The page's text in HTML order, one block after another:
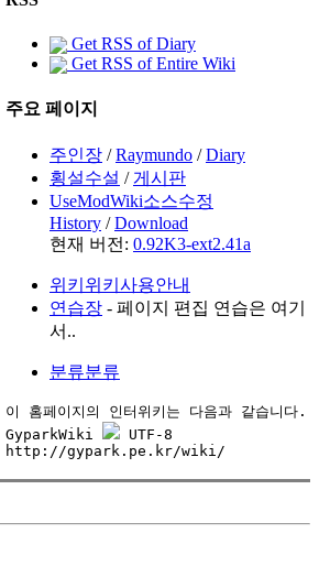
Get RSS of Diary
Get RSS of Entire Wiki
주요 페이지
주인장 /Raymundo /Diary
횡설수설 /게시판
UseModWiki소스수정
History /Download
현재 버전: 0.92K3-ext2.41a
위키위키사용안내
연습장 - 페이지 편집 연습은 여기
서..
분류분류
이 홈페이지의 인터위키는 다음과 같습니다.
GyparkWiki
UTF-8